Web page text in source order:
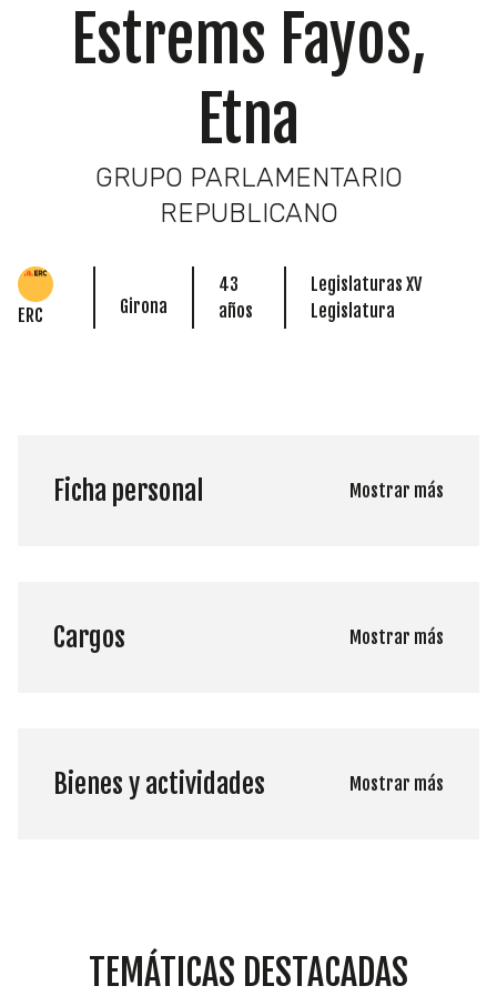
Estrems Fayos,
Etna
GRUPO PARLAMENTARIO
REPUBLICANO
ERC Girona
43
años
Legislaturas XV
Legislatura
Ficha personal Mostrar más
Cargos Mostrar más
Bienes y actividades Mostrar más
TEMÁTICAS DESTACADAS